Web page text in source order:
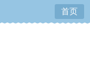
首页